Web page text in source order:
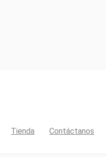
Tienda Contáctanos